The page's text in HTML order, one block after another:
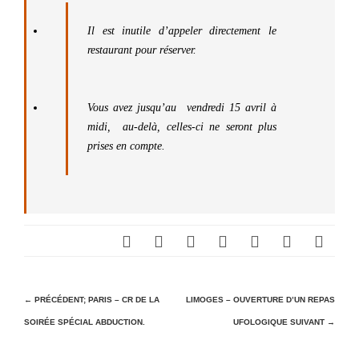
Il est inutile d’appeler directement le
restaurant pour réserver.
Vous avez jusqu’au vendredi 15 avril à
midi, au-delà, celles-ci ne seront plus
prises en compte.
N
a
← PRÉCÉDENT; PARIS – CR DE LA
SOIRÉE SPÉCIAL ABDUCTION.
LIMOGES – OUVERTURE D’UN REPAS
UFOLOGIQUE SUIVANT →